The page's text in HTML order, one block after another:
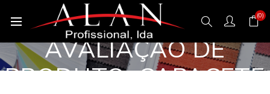
(0)
AVALIAÇÃO DE
PRODUTO:CAPACETE